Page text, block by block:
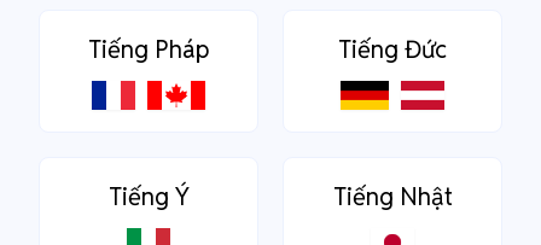
Tiếng Pháp Tiếng Đức
Tiếng Ý Tiếng Nhật